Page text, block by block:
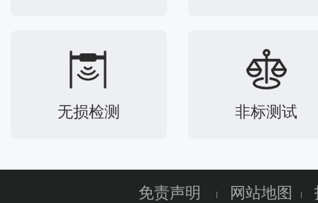
无损检测 非标测试
免责声明 网站地图